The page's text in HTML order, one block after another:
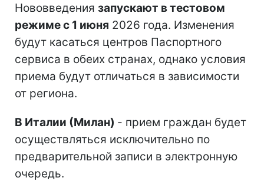
Нововведения запускают в тестовом
режиме с 1 июня 2026 года. Изменения
будут касаться центров Паспортного
сервиса в обеих странах, однако условия
приема будут отличаться в зависимости
от региона.
В Италии (Милан) - прием граждан будет
осуществляться исключительно по
предварительной записи в электронную
очередь.